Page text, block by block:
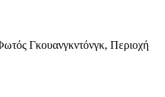
Γκουανγκντόνγκ, Περιοχή